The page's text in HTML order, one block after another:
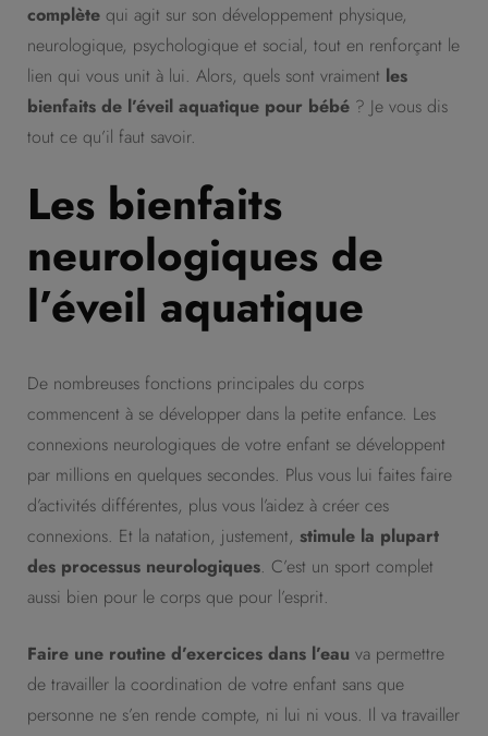
complète qui agit sur son développement physique,
neurologique, psychologique et social, tout en renforçant le
lien qui vous unit à lui. Alors, quels sont vraiment les
bienfaits de l’éveil aquatique pour bébé ? Je vous dis
tout ce qu’il faut savoir.
Les bienfaits
neurologiques de
l’éveil aquatique
De nombreuses fonctions principales du corps
commencent à se développer dans la petite enfance. Les
connexions neurologiques de votre enfant se développent
par millions en quelques secondes. Plus vous lui faites faire
d’activités différentes, plus vous l’aidez à créer ces
connexions. Et la natation, justement, stimule la plupart
des processus neurologiques. C’est un sport complet
aussi bien pour le corps que pour l’esprit.
Faire une routine d’exercices dans l’eau va permettre
de travailler la coordination de votre enfant sans que
personne ne s’en rende compte, ni lui ni vous. Il va travailler